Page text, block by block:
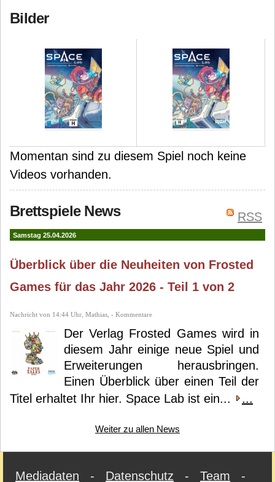
Bilder
Momentan sind zu diesem Spiel noch keine
Videos vorhanden.
RSS
Brettspiele News
Samstag 25.04.2026
Überblick über die Neuheiten von Frosted
Games für das Jahr 2026 - Teil 1 von 2
Nachricht von 14:44 Uhr, Mathias, - Kommentare
Der Verlag Frosted Games wird in
diesem Jahr einige neue Spiel und
Erweiterungen herausbringen.
Einen Überblick über einen Teil der
Titel erhaltet Ihr hier. Space Lab ist ein...
...
Weiter zu allen News
Mediadaten - Datenschutz - Team -